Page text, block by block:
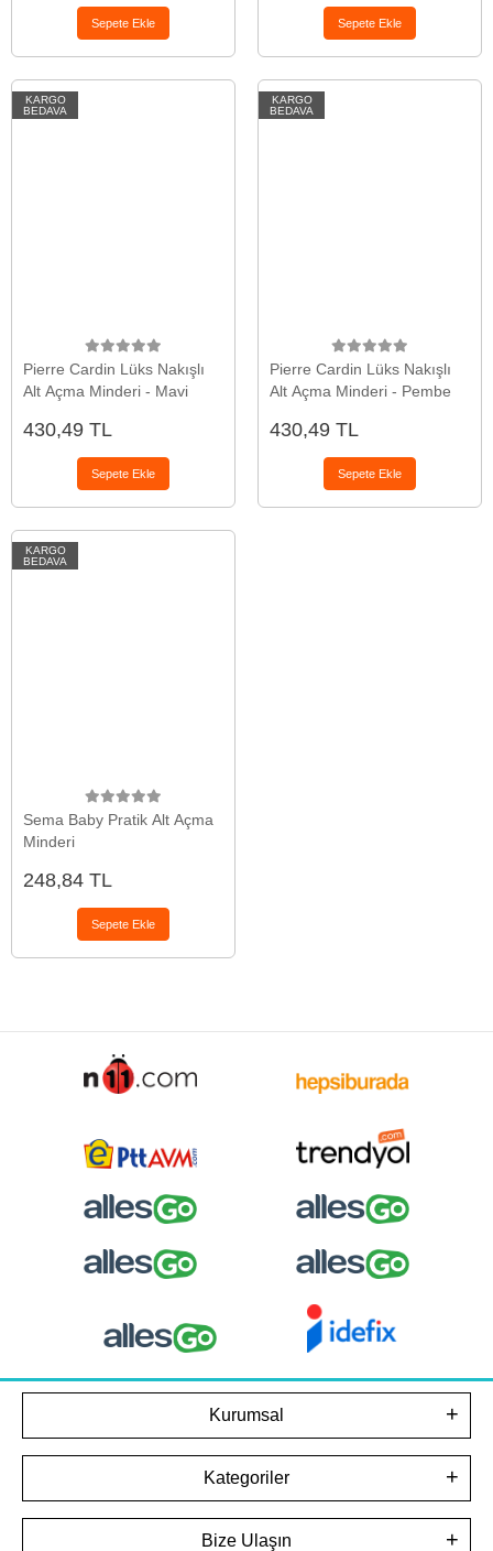
Sepete Ekle Sepete Ekle
KARGO
BEDAVA
Pierre Cardin Lüks Nakışlı
Alt Açma Minderi - Mavi
430,49 TL
Sepete Ekle
KARGO
BEDAVA
Pierre Cardin Lüks Nakışlı
Alt Açma Minderi - Pembe
430,49 TL
Sepete Ekle
KARGO
BEDAVA
Sema Baby Pratik Alt Açma
Minderi
248,84 TL
Sepete Ekle
Kurumsal
Kategoriler
Bize Ulaşın